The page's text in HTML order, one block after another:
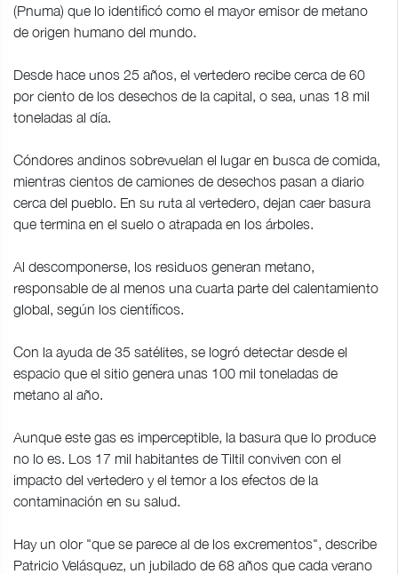
(Pnuma) que lo identificó como el mayor emisor de metano
de origen humano del mundo.
Desde hace unos 25 años, el vertedero recibe cerca de 60
por ciento de los desechos de la capital, o sea, unas 18 mil
toneladas al día.
Cóndores andinos sobrevuelan el lugar en busca de comida,
mientras cientos de camiones de desechos pasan a diario
cerca del pueblo. En su ruta al vertedero, dejan caer basura
que termina en el suelo o atrapada en los árboles.
Al descomponerse, los residuos generan metano,
responsable de al menos una cuarta parte del calentamiento
global, según los científicos.
Con la ayuda de 35 satélites, se logró detectar desde el
espacio que el sitio genera unas 100 mil toneladas de
metano al año.
Aunque este gas es imperceptible, la basura que lo produce
no lo es. Los 17 mil habitantes de Tiltil conviven con el
impacto del vertedero y el temor a los efectos de la
contaminación en su salud.
Hay un olor "que se parece al de los excrementos", describe
Patricio Velásquez, un jubilado de 68 años que cada verano